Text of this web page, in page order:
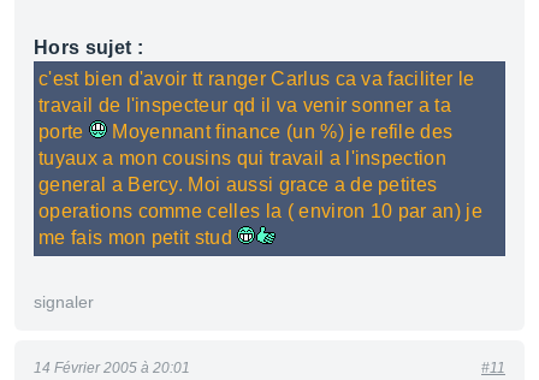
Hors sujet :
c'est bien d'avoir tt ranger Carlus ca va faciliter le
travail de l'inspecteur qd il va venir sonner a ta
porte
Moyennant finance (un %) je refile des
tuyaux a mon cousins qui travail a l'inspection
general a Bercy. Moi aussi grace a de petites
operations comme celles la ( environ 10 par an) je
me fais mon petit stud
signaler
14 Février 2005 à 20:01 #11